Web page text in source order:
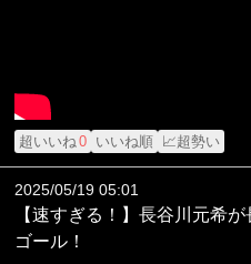
超いいね0 いいね順 📈超勢い
2025/05/19 05:01
【速すぎる！】長谷川元希
ゴール！